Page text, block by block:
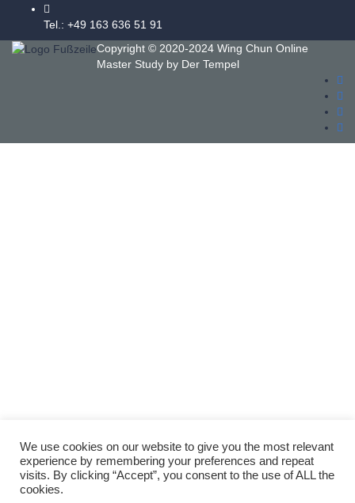
Tel.: +49 163 636 51 91
Copyright © 2020-2024 Wing Chun Online
Master Study by Der Tempel
We use cookies on our website to give you the most relevant
experience by remembering your preferences and repeat
visits. By clicking “Accept”, you consent to the use of ALL the
cookies.
Zurücksetzungslink senden
Link zum Zurücksetzen des Passworts gesendet